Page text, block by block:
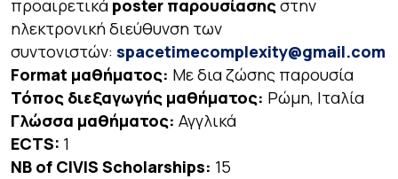
προαιρετικά poster παρουσίασης στην
ηλεκτρονική διεύθυνση των
συντονιστών: spacetimecomplexity@gmail.com
Format μαθήματος: Με δια ζώσης παρουσία
Τόπος διεξαγωγής μαθήματος: Ρώμη, Ιταλία
Γλώσσα μαθήματος: Αγγλικά
ECTS: 1
NB of CIVIS Scholarships: 15